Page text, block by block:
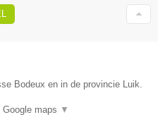
Bodeux en in de provincie Luik.
Google maps ▼